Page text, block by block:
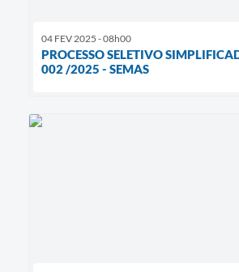
04 FEV 2025 - 08h00
PROCESSO SELETIVO
002 /2025 - SEMAS